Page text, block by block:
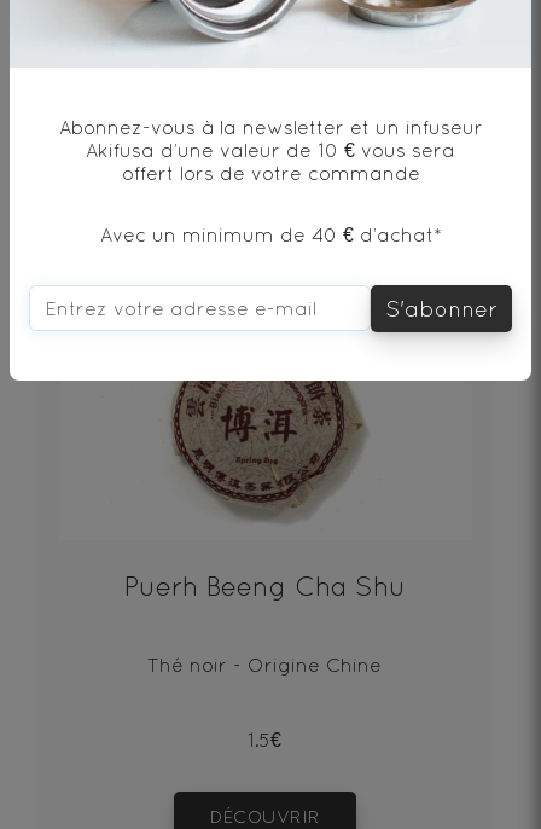
19€
DÉCOUVRIR
Puerh Beeng Cha Shu
Thé noir - Origine Chine
1.5€
DÉCOUVRIR
Abonnez-vous à la newsletter et un infuseur
Akifusa d’une valeur de 10 € vous sera
offert lors de votre commande
Avec un minimum de 40 € d’achat*
S'abonner